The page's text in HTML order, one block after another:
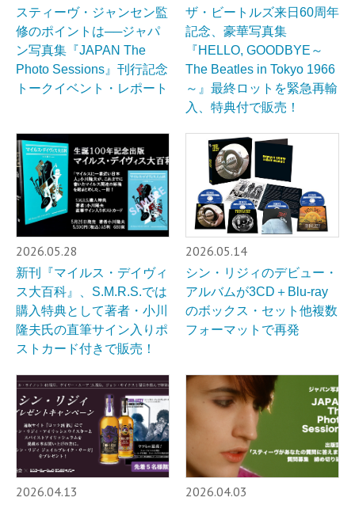
スティーヴ・ジャンセン監
修のポイントは──ジャパ
ン写真集『JAPAN The
Photo Sessions』刊行記念
トークイベント・レポート
ザ・ビートルズ来日60周年
記念、豪華写真集
『HELLO, GOODBYE～
The Beatles in Tokyo 1966
～』最終ロットを緊急再輸
入、特典付で販売！
2026.05.28
新刊『マイルス・デイヴィ
ス大百科』、S.M.R.S.では
購入特典として著者・小川
隆夫氏の直筆サイン入りポ
ストカード付きで販売！
2026.05.14
シン・リジィのデビュー・
アルバムが3CD＋Blu-ray
のボックス・セット他複数
フォーマットで再発
2026.04.13 2026.04.03